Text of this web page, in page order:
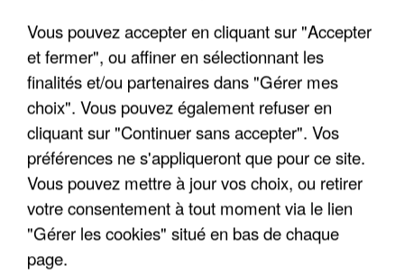
APRÈS TOUTES CES CANICULES, LES REFUGES
DE FAUNE SAUVAGE SONT...
Vous pouvez accepter en cliquant sur "Accepter
et fermer", ou affiner en sélectionnant les
finalités et/ou partenaires dans "Gérer mes
choix". Vous pouvez également refuser en
cliquant sur "Continuer sans accepter". Vos
préférences ne s'appliqueront que pour ce site.
Vous pouvez mettre à jour vos choix, ou retirer
votre consentement à tout moment via le lien
"Gérer les cookies" situé en bas de chaque
page.